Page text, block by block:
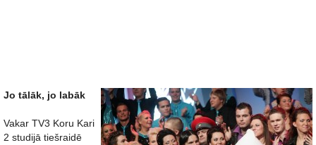
Jo tālāk, jo labāk
Vakar TV3 Koru Kari
2 studijā tiešraidē